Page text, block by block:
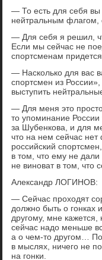
— То есть для себя вы
нейтральным флагом,
— Для себя я решил,
Если мы сейчас не
спортсменам
— Насколько для вас
спортсмен из
выступить
— Для меня это
то упоминание
за Шубенкова, и для
что на нем сейчас
российский
в том, что ему не дали
не виноват в том, что
Александр ЛОГИНОВ:
— Сейчас проходят
должно быть о гонках
другому, мне
сейчас надо меньше
а о чем-то другом…
в мыслях, ничего не
на гонки.